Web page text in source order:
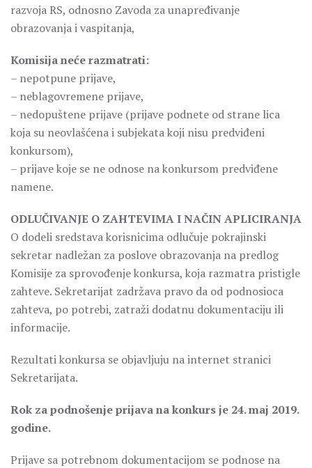
razvoja RS, odnosno Zavoda za unapređivanje
obrazovanja i vaspitanja,
Komisija neće razmatrati:
– nepotpune prijave,
– neblagovremene prijave,
– nedopuštene prijave (prijave podnete od strane lica
koja su neovlašćena i subjekata koji nisu predviđeni
konkursom),
– prijave koje se ne odnose na konkursom predviđene
namene.
ODLUČIVANJE O ZAHTEVIMA I NAČIN APLICIRANJA
O dodeli sredstava korisnicima odlučuje pokrajinski
sekretar nadležan za poslove obrazovanja na predlog
Komisije za sprovođenje konkursa, koja razmatra pristigle
zahteve. Sekretarijat zadržava pravo da od podnosioca
zahteva, po potrebi, zatraži dodatnu dokumentaciju ili
informacije.
Rezultati konkursa se objavljuju na internet stranici
Sekretarijata.
Rok za podnošenje prijava na konkurs je 24. maj 2019.
godine.
Prijave sa potrebnom dokumentacijom se podnose na